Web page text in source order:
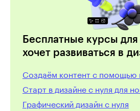
Бесплатные курсы для
хочет развиваться в
Создаём контент с помощью
Старт в дизайне с нуля для
Графический дизайн с нуля